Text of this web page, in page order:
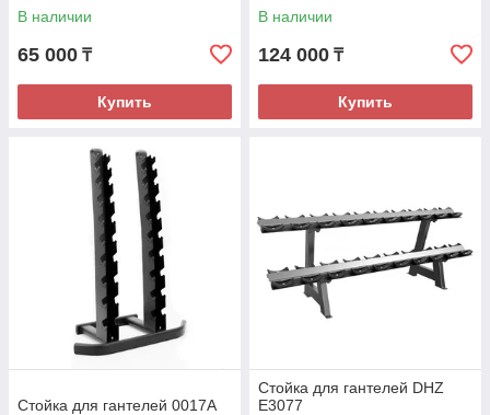
В наличии
65 000 ₸
Купить
В наличии
124 000 ₸
Купить
Стойка для гантелей 0017A
Стойка для гантелей DHZ
E3077